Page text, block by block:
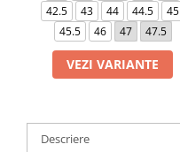
42.5
43 44 44.5
45
45.5
46 47 47.5
VEZI VARIANTE
Descriere